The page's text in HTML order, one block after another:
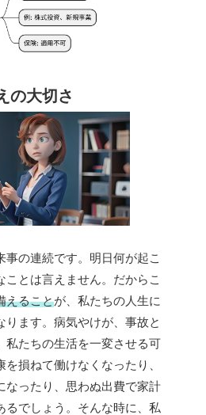
の大切さ
事の連続です。明日何が起こ
ことは言えません。だからこ
えることが、私たちの人生に
ります。病気やけが、事故と
私たちの生活を一変させる可
損ねて働けなくなったり、
なったり、思わぬ出費で家計
るでしょう。そんな時に、私